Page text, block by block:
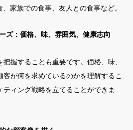
、家族での食事、友人との食事など。
ズ：価格、味、雰囲気、健康志向
握することも重要です。価格、味、
が何を求めているのかを理解するこ
ティング戦略を立てることができま